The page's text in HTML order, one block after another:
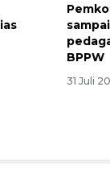
BPPW
31 Juli